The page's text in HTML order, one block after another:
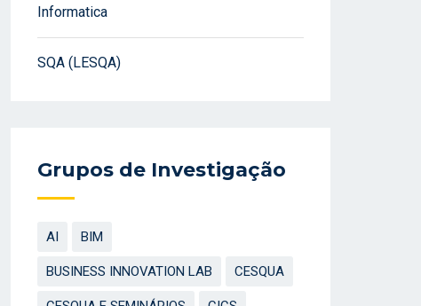
Informatica
SQA (LESQA)
Grupos de Investigação
AI BIM
BUSINESS INNOVATION LAB CESQUA